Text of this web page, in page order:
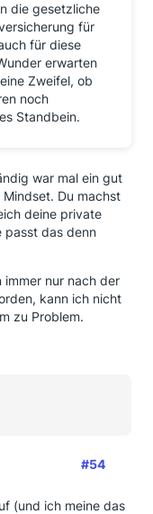
die gesetzliche
für
für diese
erwarten
Zweifel, ob
noch
Standbein.
war mal ein gut
Du machst
deine private
passt das denn
immer nur nach der
kann ich nicht
zu Problem.
#54
(und ich meine das